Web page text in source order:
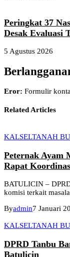
Peringkat 37
Desak Evaluasi
5 Agustus 2026
Eror: Formulir
Related Articles
KALSELTANAH
Peternak Ayam
Rapat
BATULICIN –
komisi terkait
Byadmin7 Januari
KALSELTANAH
DPRD Tanbu
Batulicin